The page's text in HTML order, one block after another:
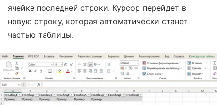
ячейке последней строки. Курсор перейдет в
новую строку, которая автоматически станет
частью таблицы.